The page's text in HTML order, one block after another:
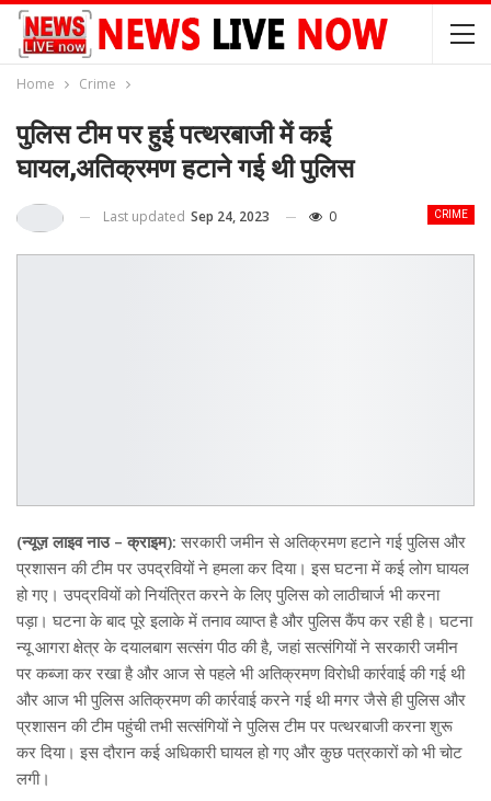
Home Crime
पुलिस टीम पर हुई पत्थरबाजी में कई
घायल,अतिक्रमण हटाने गई थी पुलिस
CRIME
Last updated Sep 24, 2023 0
(न्यूज़ लाइव नाउ – क्राइम): सरकारी जमीन से अतिक्रमण हटाने गई पुलिस और
प्रशासन की टीम पर उपद्रवियों ने हमला कर दिया। इस घटना में कई लोग घायल
हो गए। उपद्रवियों को नियंत्रित करने के लिए पुलिस को लाठीचार्ज भी करना
पड़ा। घटना के बाद पूरे इलाके में तनाव व्याप्त है और पुलिस कैंप कर रही है। घटना
न्यू आगरा क्षेत्र के दयालबाग सत्संग पीठ की है, जहां सत्संगियों ने सरकारी जमीन
पर कब्जा कर रखा है और आज से पहले भी अतिक्रमण विरोधी कार्रवाई की गई थी
और आज भी पुलिस अतिक्रमण की कार्रवाई करने गई थी मगर जैसे ही पुलिस और
प्रशासन की टीम पहुंची तभी सत्संगियों ने पुलिस टीम पर पत्थरबाजी करना शुरू
कर दिया। इस दौरान कई अधिकारी घायल हो गए और कुछ पत्रकारों को भी चोट
लगी।